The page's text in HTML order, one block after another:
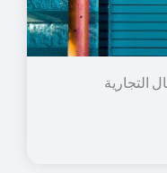
التجارية